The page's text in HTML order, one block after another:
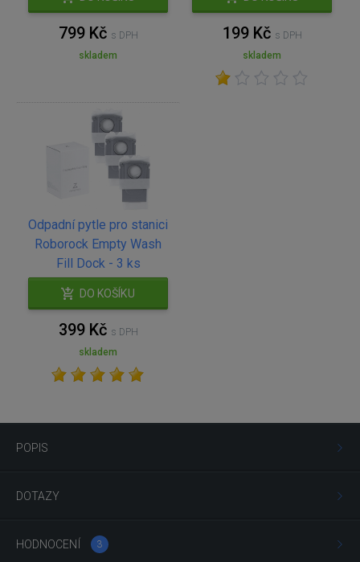
799 Kč s DPH
skladem
199 Kč s DPH
skladem
Odpadní pytle pro stanici
Roborock Empty Wash
Fill Dock - 3 ks
DO KOŠÍKU
399 Kč s DPH
skladem
POPIS
DOTAZY
HODNOCENÍ 3